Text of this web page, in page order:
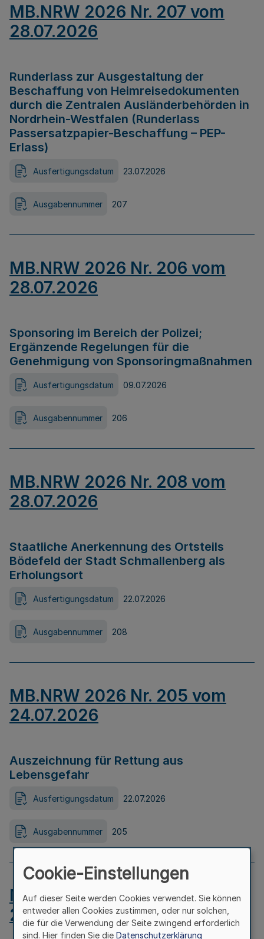
MB.NRW 2026 Nr. 207 vom
28.07.2026
Runderlass zur Ausgestaltung der
Beschaffung von Heimreisedokumenten
durch die Zentralen Ausländerbehörden in
Nordrhein-Westfalen (Runderlass
Passersatzpapier-Beschaffung – PEP-
Erlass)
Ausfertigungsdatum 23.07.2026
Ausgabennummer 207
MB.NRW 2026 Nr. 206 vom
28.07.2026
Sponsoring im Bereich der Polizei;
Ergänzende Regelungen für die
Genehmigung von Sponsoringmaßnahmen
Ausfertigungsdatum 09.07.2026
Ausgabennummer 206
MB.NRW 2026 Nr. 208 vom
28.07.2026
Staatliche Anerkennung des Ortsteils
Bödefeld der Stadt Schmallenberg als
Erholungsort
Ausfertigungsdatum 22.07.2026
Ausgabennummer 208
MB.NRW 2026 Nr. 205 vom
24.07.2026
Auszeichnung für Rettung aus
Lebensgefahr
Ausfertigungsdatum 22.07.2026
Ausgabennummer 205
MB.NRW 2026 Nr. 204 vom
24.07.2026
Cookie-Einstellungen
Auf dieser Seite werden Cookies verwendet. Sie können
entweder allen Cookies zustimmen, oder nur solchen,
die für die Verwendung der Seite zwingend erforderlich
sind. Hier finden Sie die Datenschutzerklärung